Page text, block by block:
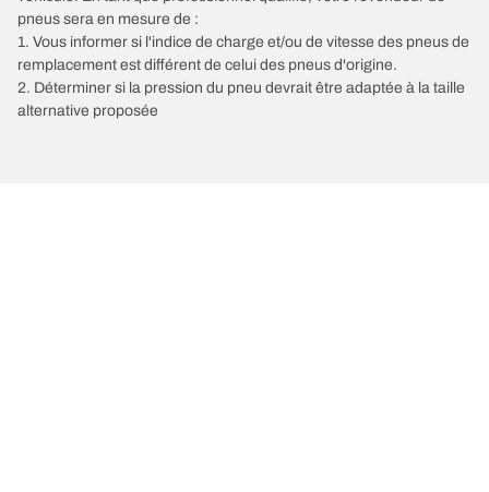
pneus sera en mesure de :
1. Vous informer si l'indice de charge et/ou de vitesse des pneus de
remplacement est différent de celui des pneus d'origine.
2. Déterminer si la pression du pneu devrait être adaptée à la taille
alternative proposée